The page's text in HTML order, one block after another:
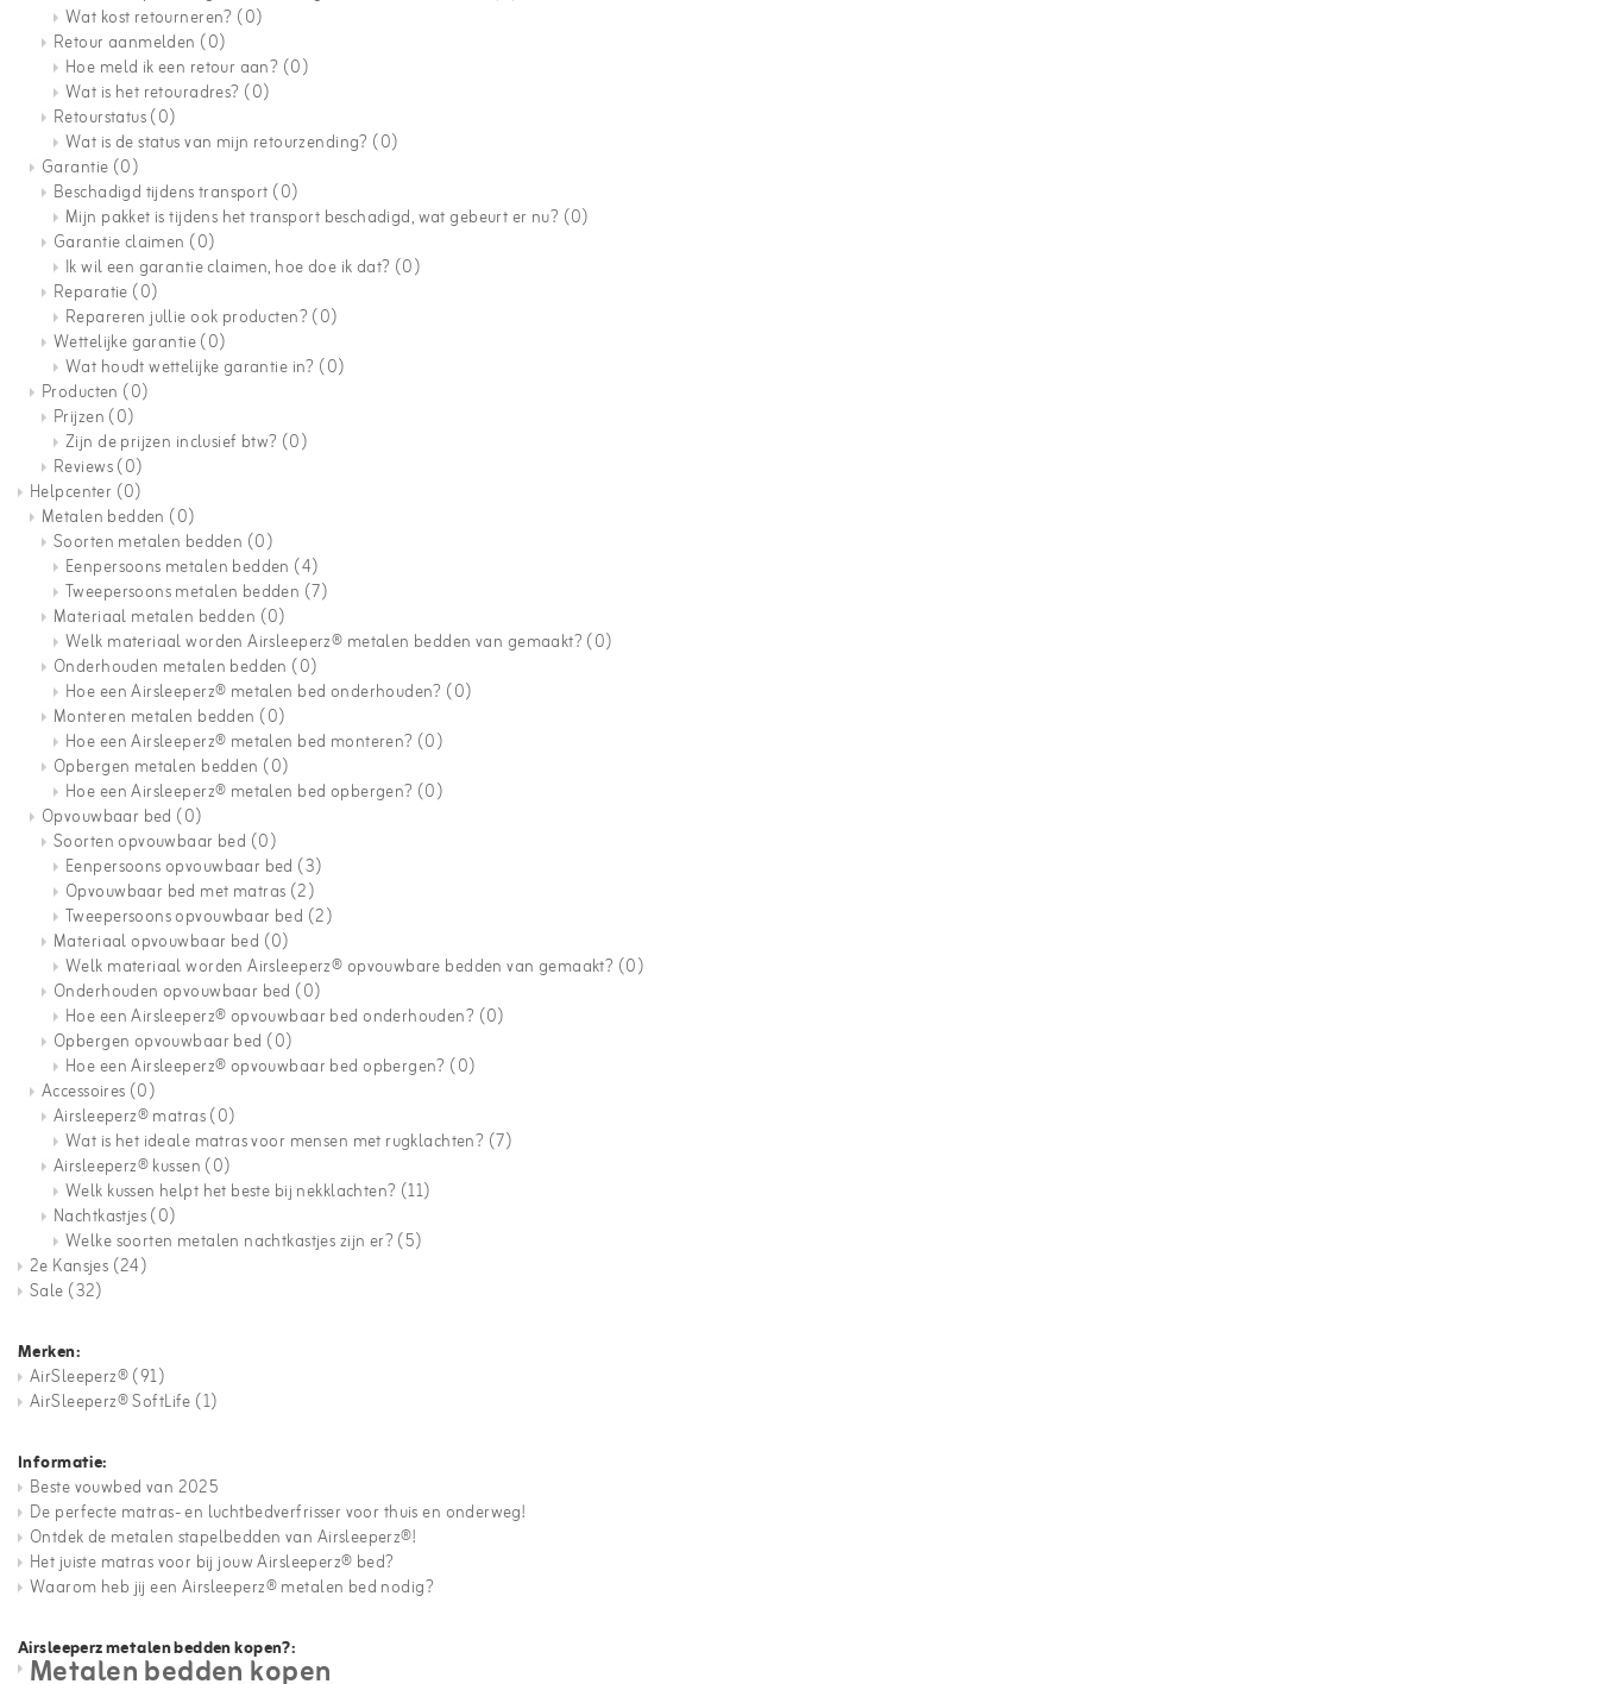
Wat kost retourneren? (0)
Retour aanmelden (0)
Hoe meld ik een retour aan? (0)
Wat is het retouradres? (0)
Retourstatus(0)
Wat is de status van mijn retourzending? (0)
Garantie (0)
Beschadigd tijdens transport (0)
Mijn pakket is tijdens het transport beschadigd, wat gebeurt er nu? (0)
Garantie claimen (0)
Ik wil een garantie claimen, hoe doe ik dat? (0)
Reparatie (0)
Repareren jullie ook producten? (0)
Wettelijke garantie(0)
Wat houdt wettelijke garantie in? (0)
Producten (0)
Prijzen (0)
Zijn de prijzen inclusief btw? (0)
Reviews(0)
Helpcenter (0)
Metalen bedden (0)
Soorten metalen bedden (0)
Eenpersoons metalen bedden (4)
Tweepersoons metalen bedden (7)
Materiaal metalen bedden (0)
Welk materiaal worden Airsleeperz® metalen bedden van gemaakt? (0)
Onderhouden metalen bedden (0)
Hoe een Airsleeperz® metalen bed onderhouden? (0)
Monteren metalen bedden (0)
Hoe een Airsleeperz® metalen bed monteren? (0)
Opbergen metalen bedden (0)
Hoe een Airsleeperz® metalen bed opbergen? (0)
Opvouwbaar bed (0)
Soorten opvouwbaar bed (0)
Eenpersoons opvouwbaar bed (3)
Opvouwbaar bed met matras (2)
Tweepersoons opvouwbaar bed (2)
Materiaal opvouwbaar bed (0)
Welk materiaal worden Airsleeperz® opvouwbare bedden van gemaakt? (0)
Onderhouden opvouwbaar bed (0)
Hoe een Airsleeperz® opvouwbaar bed onderhouden? (0)
Opbergen opvouwbaar bed (0)
Hoe een Airsleeperz® opvouwbaar bed opbergen? (0)
Accessoires (0)
Airsleeperz® matras(0)
Wat is het ideale matras voor mensen met rugklachten? (7)
Airsleeperz® kussen (0)
Welk kussen helpt het beste bij nekklachten? (11)
Nachtkastjes(0)
Welke soorten metalen nachtkastjes zijn er? (5)
2e Kansjes (24)
Sale (32)
Merken:
AirSleeperz®(91)
AirSleeperz® SoftLife (1)
Informatie:
Beste vouwbed van 2025
De perfecte matras- en luchtbedverfrisser voor thuis en onderweg!
Ontdek de metalen stapelbedden van Airsleeperz®!
Het juiste matras voor bij jouw Airsleeperz® bed?
Waarom heb jij een Airsleeperz® metalen bed nodig?
Airsleeperz metalen bedden kopen?:
Metalen bedden kopen